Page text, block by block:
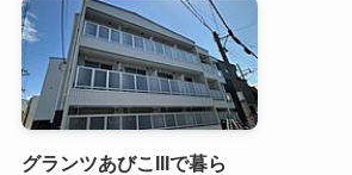
グランツあびこIIIで暮ら